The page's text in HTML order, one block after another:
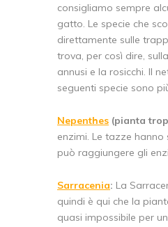
consigliamo sempre
gatto. Le specie che
direttamente sulle
trova, per così dire,
annusi e la rosicchi. Il
seguenti specie sono
Nepenthes (pianta
enzimi. Le tazze
può raggiungere gli
Sarracenia: La
quindi è qui che la
quasi impossibile per